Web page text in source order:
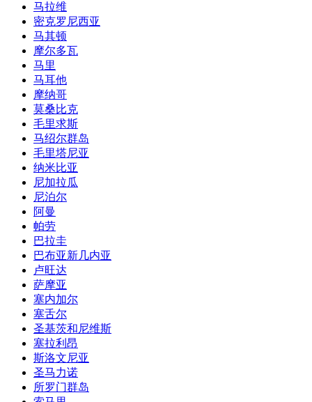
马拉维
密克罗尼西亚
马其顿
摩尔多瓦
马里
马耳他
摩纳哥
莫桑比克
毛里求斯
马绍尔群岛
毛里塔尼亚
纳米比亚
尼加拉瓜
尼泊尔
阿曼
帕劳
巴拉圭
巴布亚新几内亚
卢旺达
萨摩亚
塞内加尔
塞舌尔
圣基茨和尼维斯
塞拉利昂
斯洛文尼亚
圣马力诺
所罗门群岛